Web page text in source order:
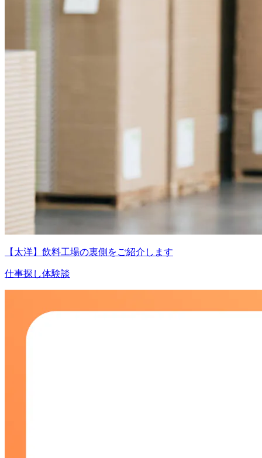
【太洋】飲料工場の裏側をご紹介します
仕事探し体験談